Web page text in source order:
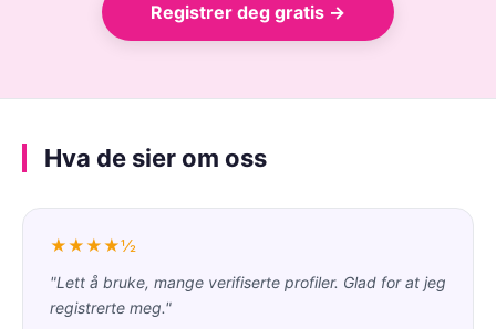
Registrer deg gratis →
Hva de sier om oss
★★★★½
"Lett å bruke, mange verifiserte profiler. Glad for at jeg
registrerte meg."